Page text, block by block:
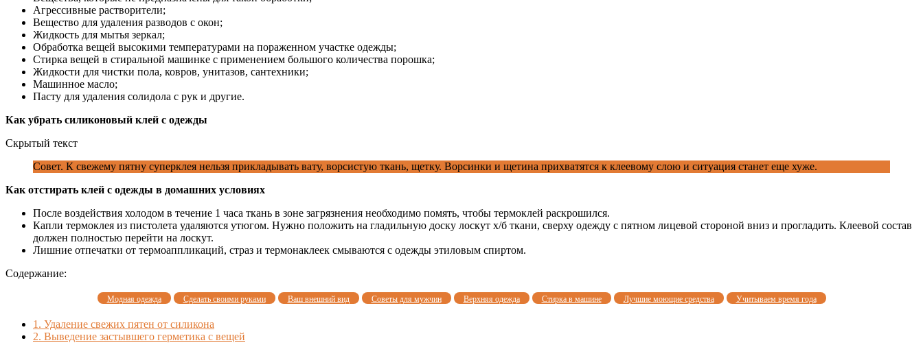
Агрессивные растворители;
Вещество для удаления разводов с окон;
Жидкость для мытья зеркал;
Обработка вещей высокими температурами на пораженном участке одежды;
Стирка вещей в стиральной машинке с применением большого количества порошка;
Жидкости для чистки пола, ковров, унитазов, сантехники;
Машинное масло;
Пасту для удаления солидола с рук и другие.
Как убрать силиконовый клей с одежды
Скрытый текст
Совет. К свежему пятну суперклея нельзя прикладывать вату, ворсистую ткань, щетку. Ворсинки и щетина прихватятся к клеевому слою и ситуация станет еще хуже.
Как отстирать клей с одежды в домашних условиях
После воздействия холодом в течение 1 часа ткань в зоне загрязнения необходимо помять, чтобы термоклей раскрошился.
Капли термоклея из пистолета удаляются утюгом. Нужно положить на гладильную доску лоскут х/б ткани, сверху одежду с пятном лицевой стороной вниз и прогладить. Клеевой состав
должен полностью перейти на лоскут.
Лишние отпечатки от термоаппликаций, страз и термонаклеек смываются с одежды этиловым спиртом.
Содержание:
Модная одежда Сделать своими руками Ваш внешний вид Советы для мужчин Верхняя одежда Стирка в машине Лучшие моющие средства Учитываем время года
1. Удаление свежих пятен от силикона
2. Выведение застывшего герметика с вещей